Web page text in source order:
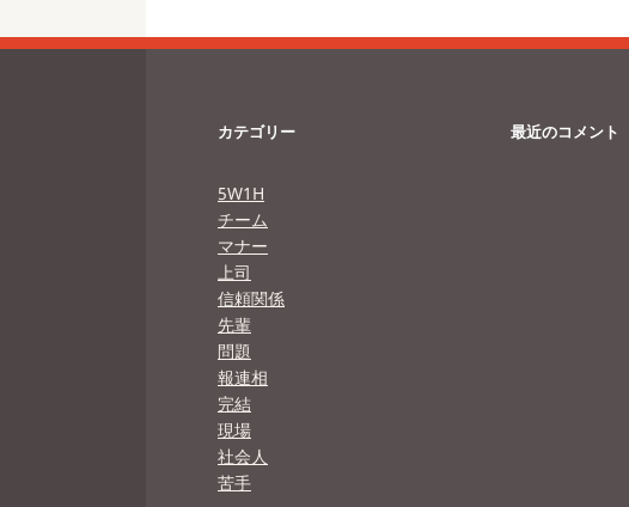
カテゴリー
5W1H
チーム
マナー
上司
信頼関係
先輩
問題
報連相
完結
現場
社会人
苦手
最近のコメント